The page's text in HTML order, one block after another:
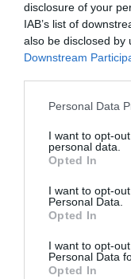
disclosure of your
IAB’s list of
also be disclosed by
Downstream
Personal Data
I want to opt-
personal data.
Opted In
I want to opt-
Personal Data.
Opted In
I want to opt-
Personal Data
Opted In